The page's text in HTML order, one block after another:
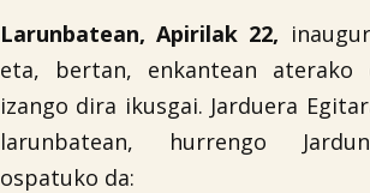
Larunbatean, Apirilak 22,
eta, bertan, enkantean aterako
izango dira ikusgai. Jarduera
larunbatean, hurrengo
ospatuko da: